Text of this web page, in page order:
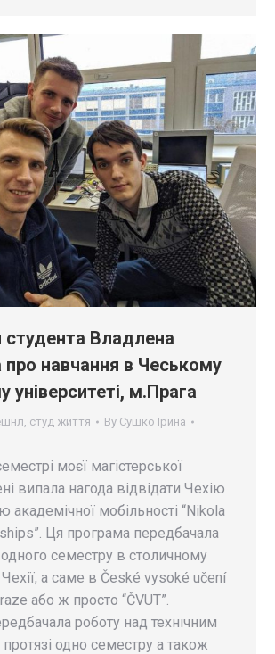
Владлена
навчання в Чеському
університеті, м.Прага
студ життя By Сушко Ірина
моєї магістерської
випала нагода відвідати Чехію
академічної мобільності “Nikola
Ця програма передбачала
семестру в столичному
Чехії, а саме в České vysoké učení
або ж просто “ČVUT”.
роботу над технічним
одно семестру а також